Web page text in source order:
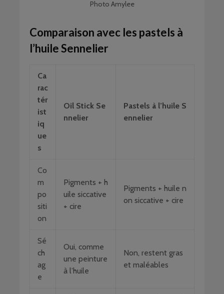
Photo Amylee
Comparaison avec les pastels à
l’huile Sennelier
Ca
rac
tér
ist
iq
ue
s
Oil Stick Se
nnelier
Pastels à l’huile S
ennelier
Co
m
po
siti
on
Pigments + h
uile siccative
+ cire
Pigments + huile n
on siccative + cire
Sé
ch
ag
e
Oui, comme
une peinture
à l’huile
Non, restent gras
et maléables